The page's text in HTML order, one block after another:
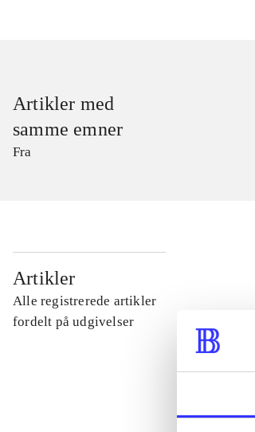
Artikler med
samme emner
Fra
Artikler
Alle registrerede artikler
fordelt på udgivelser